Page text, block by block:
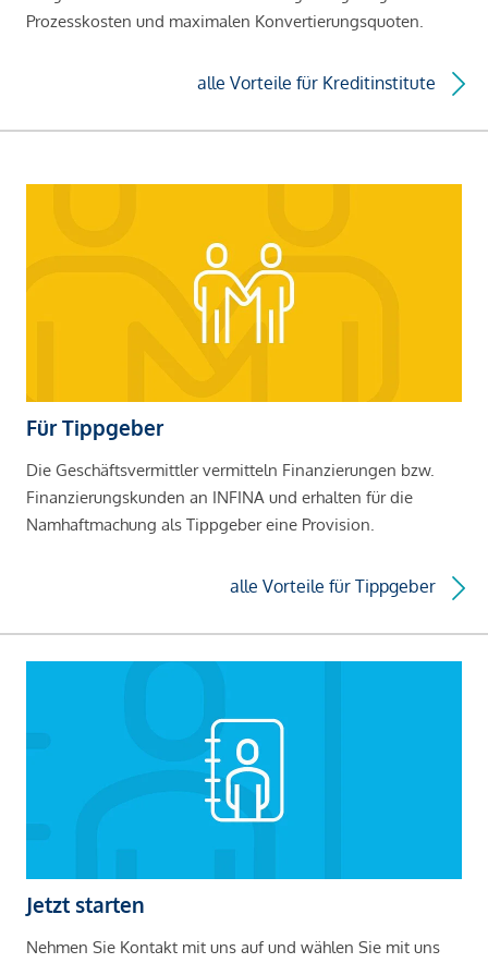
Prozesskosten und maximalen Konvertierungsquoten.
alle Vorteile für Kreditinstitute
Für Tippgeber
Die Geschäftsvermittler vermitteln Finanzierungen bzw.
Finanzierungskunden an INFINA und erhalten für die
Namhaftmachung als Tippgeber eine Provision.
alle Vorteile für Tippgeber
Jetzt starten
Nehmen Sie Kontakt mit uns auf und wählen Sie mit uns